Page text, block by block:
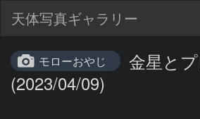
天体写真ギャラリー
モローおやじ
金星と
(2023/04/09)